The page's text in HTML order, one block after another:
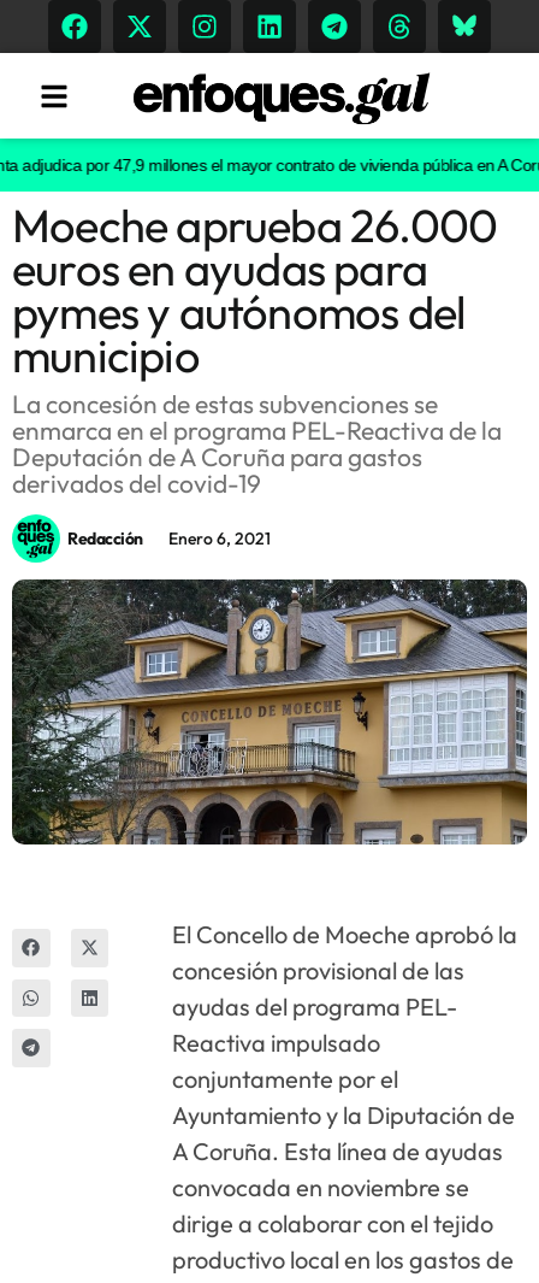
Tendencias
Memoria Histórica
Gastronomía
Escenarios
Sostenibilidad
Innova
por 47,9 millones el mayor contrato de vivienda pública en A Coruña
Moeche aprueba 26.000
euros en ayudas para
pymes y autónomos del
municipio
La concesión de estas subvenciones se
enmarca en el programa PEL-Reactiva de la
Deputación de A Coruña para gastos
derivados del covid-19
Redacción Enero 6, 2021
El Concello de Moeche aprobó la
concesión provisional de las
ayudas del programa PEL-
Reactiva impulsado
conjuntamente por el
Ayuntamiento y la Diputación de
A Coruña. Esta línea de ayudas
convocada en noviembre se
dirige a colaborar con el tejido
productivo local en los gastos de